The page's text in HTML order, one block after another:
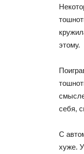
этому.
себя,
С
хуже.